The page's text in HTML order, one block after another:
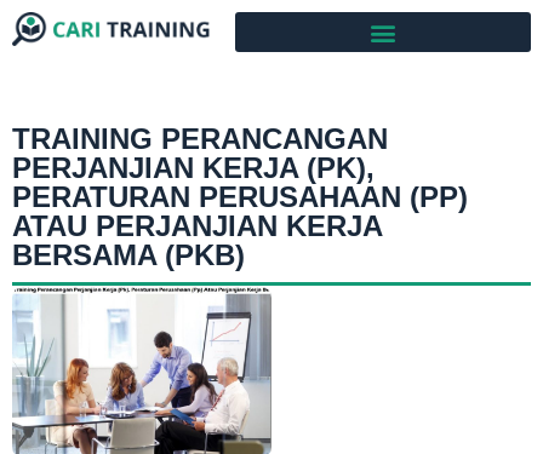
TRAINING PERANCANGAN
PERJANJIAN KERJA (PK),
PERATURAN PERUSAHAAN (PP)
ATAU PERJANJIAN KERJA
BERSAMA (PKB)